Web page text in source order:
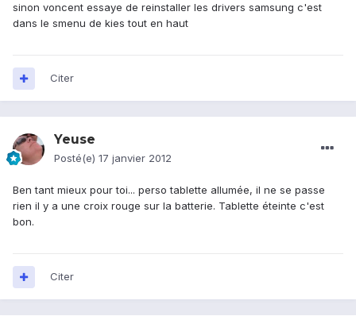
sinon voncent essaye de reinstaller les drivers samsung c'est
dans le smenu de kies tout en haut
Citer
Yeuse
Posté(e) 17 janvier 2012
Ben tant mieux pour toi... perso tablette allumée, il ne se passe
rien il y a une croix rouge sur la batterie. Tablette éteinte c'est
bon.
Citer